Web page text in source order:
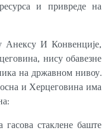
и привреде на
Анексу И Конвенције,
нису обавезне
на државном нивоу.
и Херцеговина има
стаклене баште